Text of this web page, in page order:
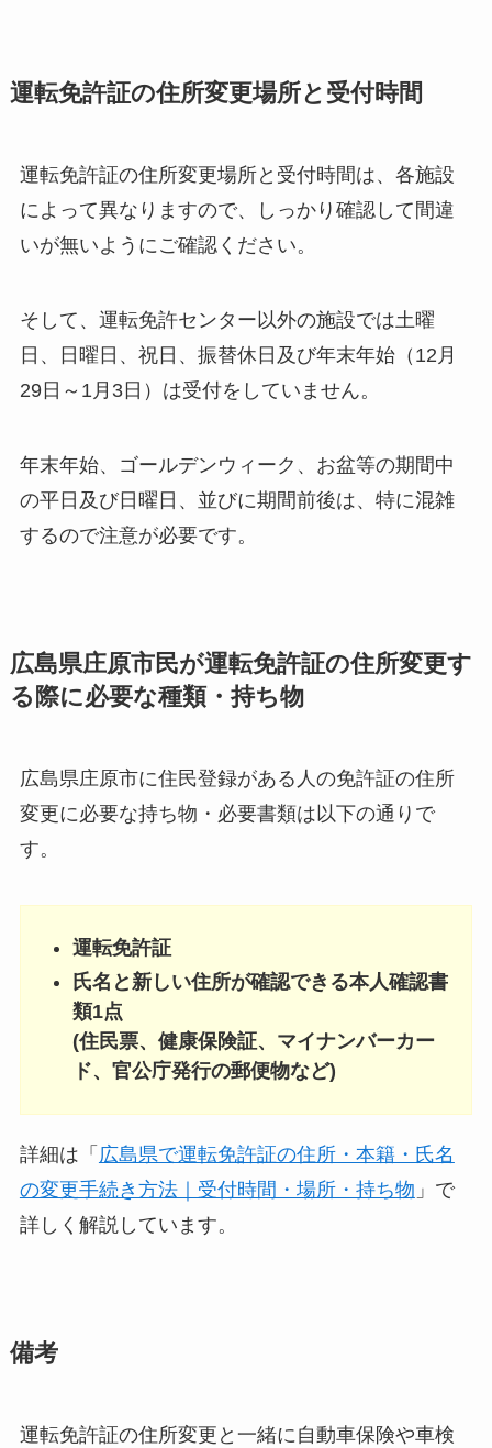
運転免許証の住所変更場所と受付時間
運転免許証の住所変更場所と受付時間は、各施設
によって異なりますので、しっかり確認して間違
いが無いようにご確認ください。
そして、運転免許センター以外の施設では土曜
日、日曜日、祝日、振替休日及び年末年始（12月
29日～1月3日）は受付をしていません。
年末年始、ゴールデンウィーク、お盆等の期間中
の平日及び日曜日、並びに期間前後は、特に混雑
するので注意が必要です。
広島県庄原市民が運転免許証の住所変更す
る際に必要な種類・持ち物
広島県庄原市に住民登録がある人の免許証の住所
変更に必要な持ち物・必要書類は以下の通りで
す。
運転免許証
氏名と新しい住所が確認できる本人確認書
類1点
(住民票、健康保険証、マイナンバーカー
ド、官公庁発行の郵便物など)
詳細は「 広島県で運転免許証の住所・本籍・氏名
の変更手続き方法｜受付時間・場所・持ち物 」で
詳しく解説しています。
備考
運転免許証の住所変更と一緒に自動車保険や車検